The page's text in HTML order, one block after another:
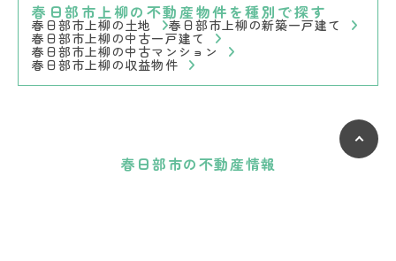
春日部市上柳の不動産物件を種別で探す
春日部市上柳の土地 春日部市上柳の新築一戸建て
春日部市上柳の中古一戸建て
春日部市上柳の中古マンション
春日部市上柳の収益物件
春日部市の不動産情報